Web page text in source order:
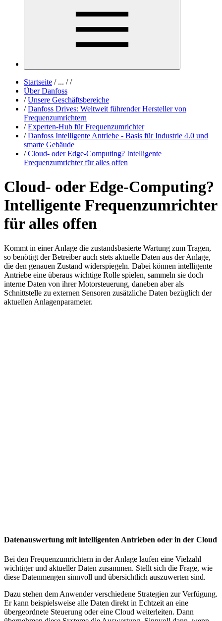
Startseite /... / /
Über Danfoss
/ Unsere Geschäftsbereiche
/ Danfoss Drives: Weltweit führender Hersteller von
Frequenzumrichtern
/ Experten-Hub für Frequenzumrichter
/ Danfoss Intelligente Antriebe - Basis für Industrie 4.0 und
smarte Gebäude
/ Cloud- oder Edge-Computing? Intelligente
Frequenzumrichter für alles offen
Cloud- oder Edge-Computing?
Intelligente Frequenzumrichter
für alles offen
Kommt in einer Anlage die zustandsbasierte Wartung zum Tragen,
so benötigt der Betreiber auch stets aktuelle Daten aus der Anlage,
die den genauen Zustand widerspiegeln. Dabei können intelligente
Antriebe eine überaus wichtige Rolle spielen, sammeln sie doch
interne Daten von ihrer Motorsteuerung, daneben aber als
Schnittstelle zu externen Sensoren zusätzliche Daten bezüglich der
aktuellen Anlagenparameter.
Datenauswertung mit intelligenten Antrieben oder in der Cloud
Bei den Frequenzumrichtern in der Anlage laufen eine Vielzahl
wichtiger und aktueller Daten zusammen. Stellt sich die Frage, wie
diese Datenmengen sinnvoll und übersichtlich auszuwerten sind.
Dazu stehen dem Anwender verschiedene Strategien zur Verfügung.
Er kann beispielsweise alle Daten direkt in Echtzeit an eine
übergeordnete Steuerung oder eine Cloud weiterleiten. Dann